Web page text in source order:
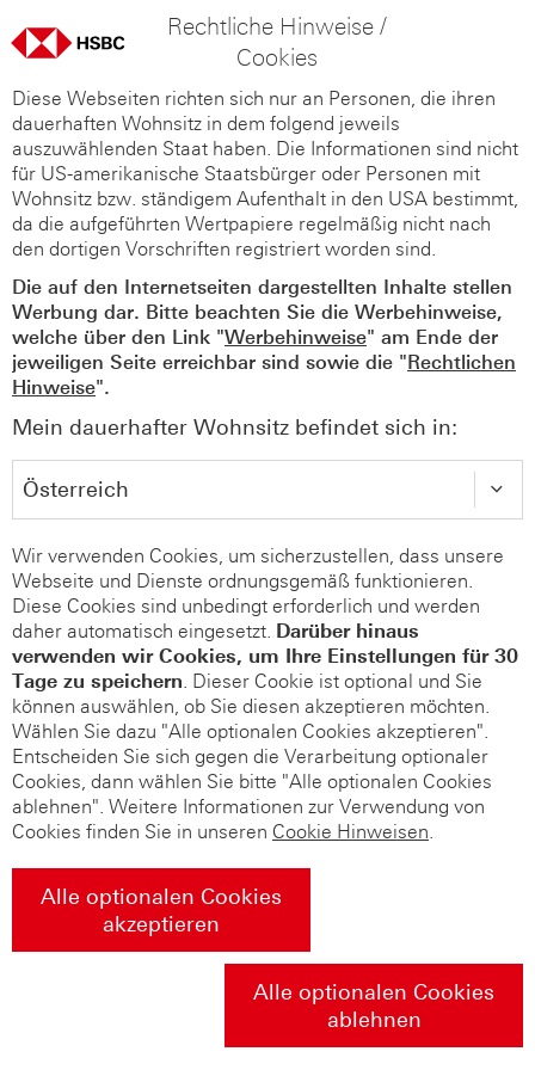
Rechtliche Hinweise /
Cookies
Diese Webseiten richten sich nur an Personen, die ihren
dauerhaften Wohnsitz in dem folgend jeweils
auszuwählenden Staat haben. Die Informationen sind nicht
für US-amerikanische Staatsbürger oder Personen mit
Wohnsitz bzw. ständigem Aufenthalt in den USA bestimmt,
da die aufgeführten Wertpapiere regelmäßig nicht nach
den dortigen Vorschriften registriert worden sind.
Die auf den Internetseiten dargestellten Inhalte stellen
Werbung dar. Bitte beachten Sie die Werbehinweise,
welche über den Link "Werbehinweise" am Ende der
jeweiligen Seite erreichbar sind sowie die "Rechtlichen
Hinweise".
Mein dauerhafter Wohnsitz befindet sich in:
Wir verwenden Cookies, um sicherzustellen, dass unsere
Webseite und Dienste ordnungsgemäß funktionieren.
Diese Cookies sind unbedingt erforderlich und werden
daher automatisch eingesetzt. Darüber hinaus
verwenden wir Cookies, um Ihre Einstellungen für 30
Tage zu speichern. Dieser Cookie ist optional und Sie
können auswählen, ob Sie diesen akzeptieren möchten.
Wählen Sie dazu "Alle optionalen Cookies akzeptieren".
Entscheiden Sie sich gegen die Verarbeitung optionaler
Cookies, dann wählen Sie bitte "Alle optionalen Cookies
ablehnen". Weitere Informationen zur Verwendung von
Cookies finden Sie in unseren Cookie Hinweisen.
Alle optionalen Cookies
akzeptieren
Alle optionalen Cookies
ablehnen